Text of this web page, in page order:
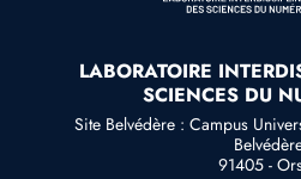
LABORATOIRE
SCIENCES DU
Site Belvédère : Campus
91405 -